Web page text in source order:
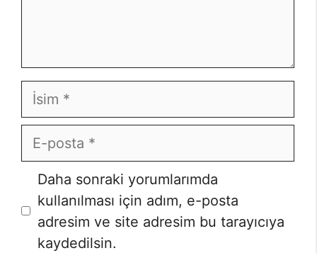
İsim
E-
posta
İnternet
sitesi
Daha sonraki yorumlarımda
kullanılması için adım, e-posta
adresim ve site adresim bu tarayıcıya
kaydedilsin.